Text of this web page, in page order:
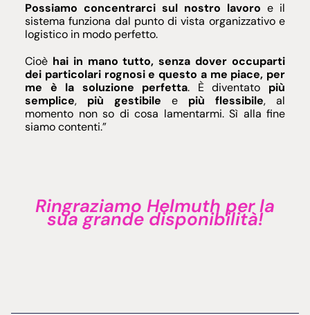
Possiamo concentrarci sul nostro lavoro e il
sistema funziona dal punto di vista organizzativo e
logistico in modo perfetto.
Cioè hai in mano tutto, senza dover occuparti
dei particolari rognosi e questo a me piace, per
me è la soluzione perfetta. È diventato più
semplice, più gestibile e più flessibile, al
momento non so di cosa lamentarmi. Sì alla fine
siamo contenti.”
Ringraziamo Helmuth per la
sua grande disponibilità!